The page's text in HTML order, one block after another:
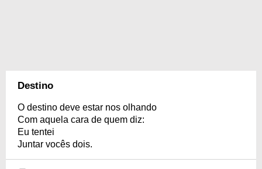
Destino
O destino deve estar nos olhando
Com aquela cara de quem diz:
Eu tentei
Juntar vocês dois.